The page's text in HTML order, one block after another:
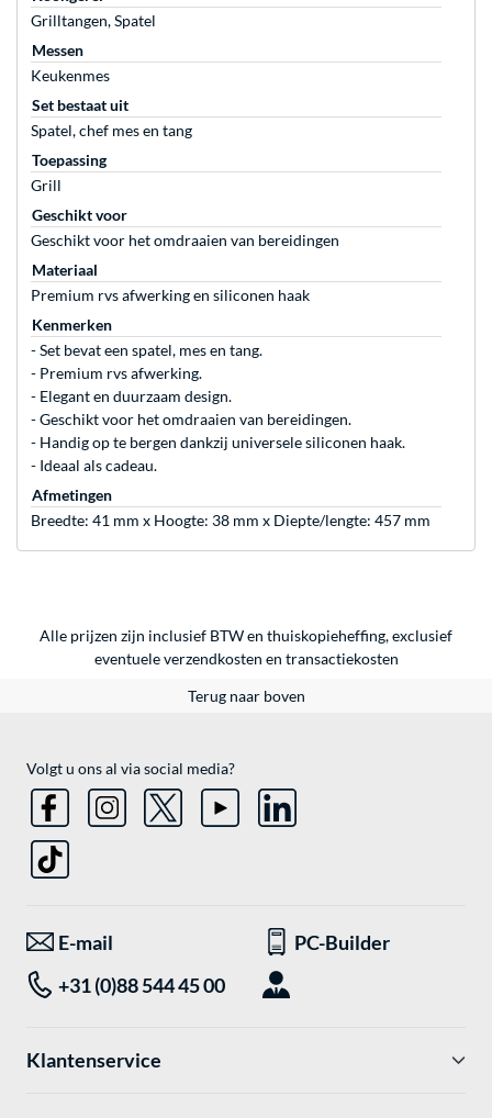
Grilltangen, Spatel
Messen
Keukenmes
Set bestaat uit
Spatel, chef mes en tang
Toepassing
Grill
Geschikt voor
Geschikt voor het omdraaien van bereidingen
Materiaal
Premium rvs afwerking en siliconen haak
Kenmerken
- Set bevat een spatel, mes en tang.
- Premium rvs afwerking.
- Elegant en duurzaam design.
- Geschikt voor het omdraaien van bereidingen.
- Handig op te bergen dankzij universele siliconen haak.
- Ideaal als cadeau.
Afmetingen
Breedte: 41 mm x Hoogte: 38 mm x Diepte/lengte: 457 mm
Alle prijzen zijn inclusief BTW en thuiskopieheffing, exclusief
eventueleverzendkosten en transactiekosten
Terug naar boven
Volgt u ons al via social media?
E-mail
PC-Builder
+31 (0)88 544 45 00
Klantenservice